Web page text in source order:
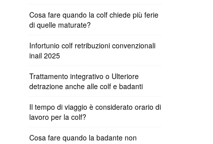
Cosa fare quando la colf chiede più ferie
di quelle maturate?
Infortunio colf retribuzioni convenzionali
inail 2025
Trattamento integrativo o Ulteriore
detrazione anche alle colf e badanti
Il tempo di viaggio è considerato orario di
lavoro per la colf?
Cosa fare quando la badante non